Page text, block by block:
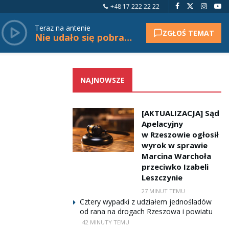
+48 17 222 22 22
Teraz na antenie
Nie udało się pobrać tytułu. ZGŁOŚ TEMAT
NAJNOWSZE
[AKTUALIZACJA] Sąd
Apelacyjny
w Rzeszowie ogłosił
wyrok w sprawie
Marcina Warchoła
przeciwko Izabeli
Leszczynie
27 MINUT TEMU
Cztery wypadki z udziałem jednośladów
od rana na drogach Rzeszowa i powiatu
42 MINUTY TEMU